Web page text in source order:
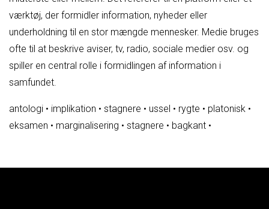
værktøj, der formidler information, nyheder eller
underholdning til en stor mængde mennesker. Medie bruges
ofte til at beskrive aviser, tv, radio, sociale medier osv. og
spiller en central rolle i formidlingen af information i
samfundet.
antologi • implikation • stagnere • ussel • rygte • platonisk •
eksamen • marginalisering • stagnere • bagkant •